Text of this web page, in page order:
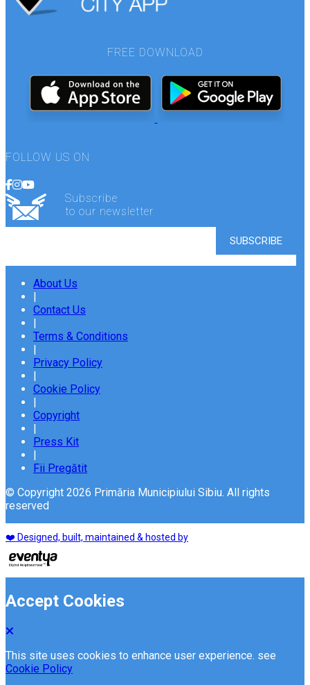
FREE DOWNLOAD
FOLLOW US ON
Subscribe
to our newsletter
About Us
Contact Us
Terms & Conditions
Privacy Policy
Cookie Policy
Copyright
Press Kit
Fii Pregătit
© Copyright 2026 Primăria Municipiului Sibiu. All rights
reserved
❤️ Designed, built, maintained & hosted by
Accept Cookies
This site uses cookies to enhance user experience. see
Cookie Policy